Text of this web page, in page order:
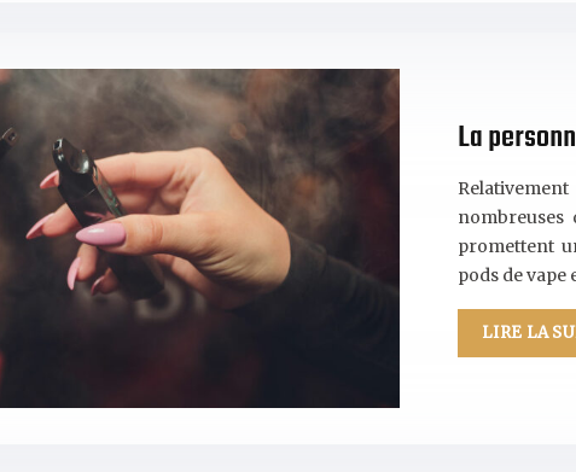
La
nombreuses
promettent
pods de vape
LIRE LA